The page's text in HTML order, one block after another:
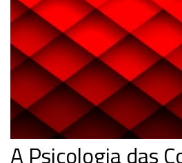
A Psicologia das